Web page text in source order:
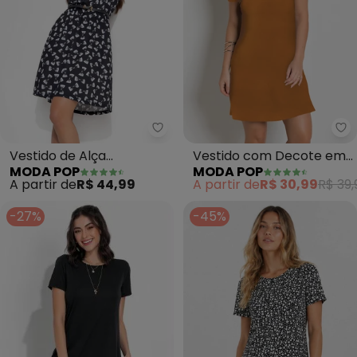
Moda Pop - Vestido de Alça
Vestido de Alça
(Estampa de Laço)
MODA POP
A partir deR$ 44,99
Vestido com Decote em
V (Caramelo)
MODA POP
A partir deR$ 30,99R$
-27%
-45%